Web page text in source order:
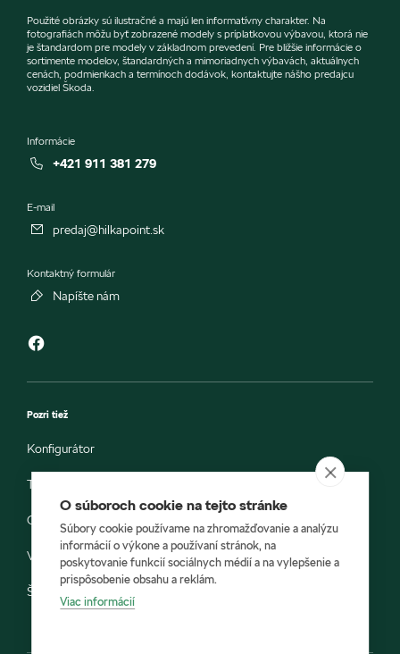
Použité obrázky sú ilustračné a majú len informatívny charakter. Na
fotografiách môžu byť zobrazené modely s príplatkovou výbavou, ktorá nie
je štandardom pre modely v základnom prevedení. Pre bližšie informácie o
sortimente modelov, štandardných a mimoriadnych výbavách, aktuálnych
cenách, podmienkach a termínoch dodávok, kontaktujte nášho predajcu
vozidiel Škoda.
Informácie
+421 911 381 279
E-mail
predaj@hilkapoint.sk
Kontaktný formulár
Napíšte nám
Pozri tiež
Konfigurátor
Testovacia jazda
Objednávka do servisu
Vozidlá ihneď k odberu
Škoda E-shop
O súboroch cookie na tejto stránke
Súbory cookie používame na zhromažďovanie a analýzu
informácií o výkone a používaní stránok, na
poskytovanie funkcií sociálnych médií a na vylepšenie a
prispôsobenie obsahu a reklám.
Viac informácií